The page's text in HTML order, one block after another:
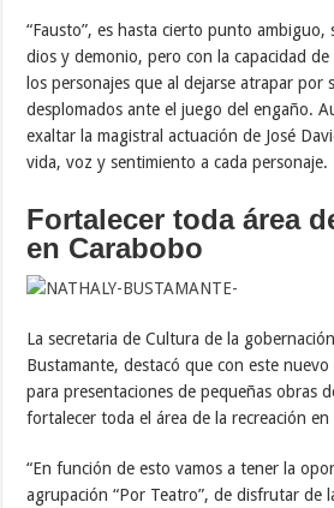
“Fausto”, es hasta cierto punto ambiguo,
dios y demonio, pero con la capacidad
los personajes que al dejarse atrapar por
desplomados ante el juego del engaño.
exaltar la magistral actuación de José
vida, voz y sentimiento a cada personaje.
Fortalecer toda área
en Carabobo
La secretaria de Cultura de la
Bustamante, destacó que con este
para presentaciones de pequeñas obras
fortalecer toda el área de la recreación
“En función de esto vamos a tener la
agrupación “Por Teatro”, de disfrutar de